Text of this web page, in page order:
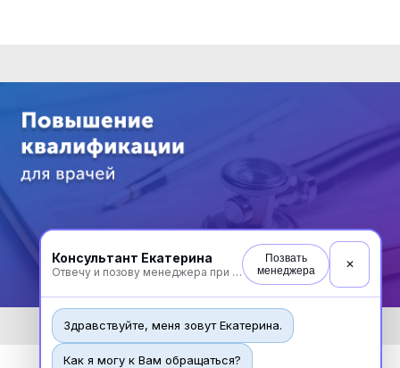
Консультант Екатерина
Отвечу и позову менеджера при необходимости
Позвать
менеджера
✕
Здравствуйте, меня зовут Екатерина.
Как я могу к Вам обращаться?